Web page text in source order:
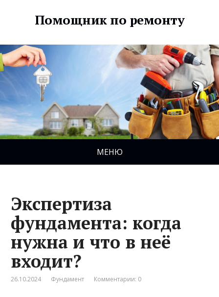
Помощник по ремонту
МЕНЮ
Экспертиза
фундамента: когда
нужна и что в неё
входит?
26.10.2024 Фундамент Комментарии: 0